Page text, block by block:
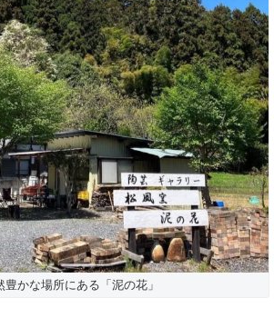
豊かな場所にある「泥の花」